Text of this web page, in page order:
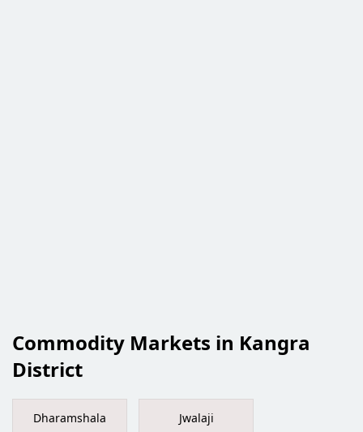
Commodity Markets in Kangra
District
Dharamshala Jwalaji